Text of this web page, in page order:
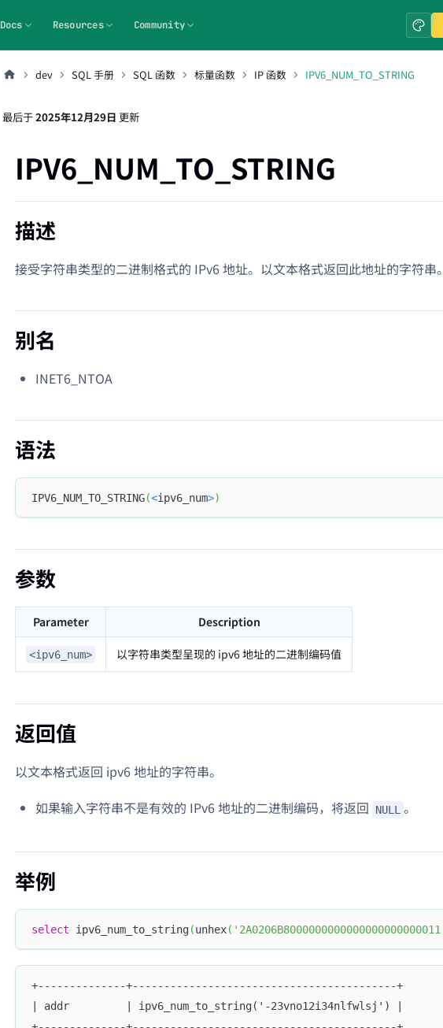
Docs Resources Community
dev SQL 手册 SQL 函数 标量函数 IP 函数 IPV6_NUM_TO_STRING
最后于2025年12月29日 更新
IPV6_NUM_TO_STRING
描述
接受字符串类型的二进制格式的 IPv6 地址。以文本格式返回此地址的字符串
别名
INET6_NTOA
语法
IPV6_NUM_TO_STRING(<ipv6_num>)
参数
Parameter Description
<ipv6_num> 以字符串类型呈现的 ipv6 地址的二进制编码值
返回值
以文本格式返回 ipv6 地址的字符串。
如果输入字符串不是有效的 IPv6 地址的二进制编码，将返回
NULL 。
举例
select ipv6_num_to_string(unhex(
+--------------+------------------------------------------+
| addr         | ipv6_num_to_string('-23vno12i34nlfwlsj') |